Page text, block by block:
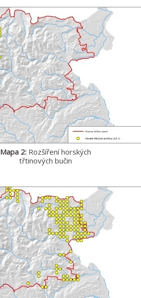
Mapa 2: Rozšíření horských
třtinových bučin